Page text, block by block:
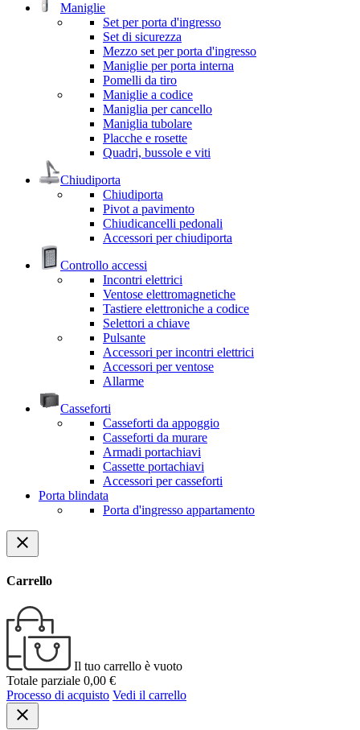
Maniglie
Set per porta d'ingresso
Set di sicurezza
Mezzo set per porta d'ingresso
Maniglie per porta interna
Pomelli da tiro
Maniglie a codice
Maniglia per cancello
Maniglia tubolare
Placche e rosette
Quadri, bussole e viti
Chiudiporta
Chiudiporta
Pivot a pavimento
Chiudicancelli pedonali
Accessori per chiudiporta
Controllo accessi
Incontri elettrici
Ventose elettromagnetiche
Tastiere elettroniche a codice
Selettori a chiave
Pulsante
Accessori per incontri elettrici
Accessori per ventose
Allarme
Casseforti
Casseforti da appoggio
Casseforti da murare
Armadi portachiavi
Cassette portachiavi
Accessori per casseforti
Porta blindata
Porta d'ingresso appartamento
close
Carrello
Il tuo carrello è vuoto
Totale parziale 0,00 €
Processo di acquisto Vedi il carrello
close